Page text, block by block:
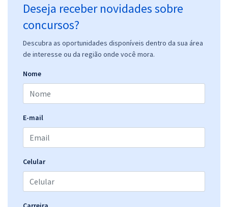
Deseja receber novidades sobre
concursos?
Descubra as oportunidades disponíveis dentro da sua área
de interesse ou da região onde você mora.
Nome
E-mail
Celular